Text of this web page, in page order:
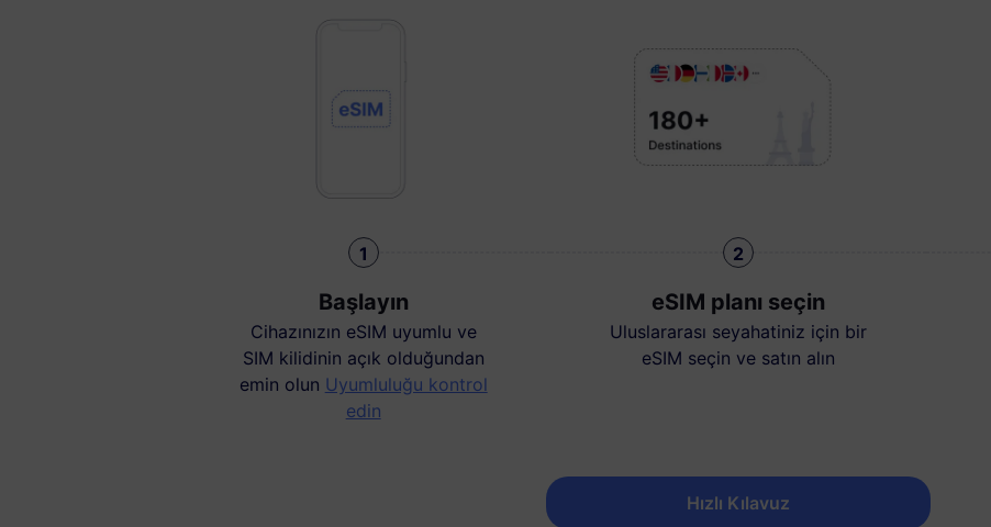
1
Başlayın
Cihazınızın eSIM uyumlu ve
SIM kilidinin açık olduğundan
emin olun Uyumluluğu kontrol
edin
2
eSIM planı seçin
Uluslararası seyahatiniz için bir
eSIM seçin ve satın alın
Hızlı Kılavuz